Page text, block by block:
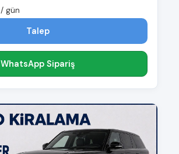
/ gün
Talep
WhatsApp Sipariş